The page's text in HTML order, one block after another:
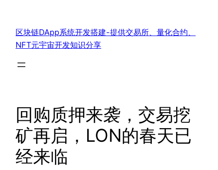
区块链DApp系统开发搭建-提供交易所、量化合约、
NFT元宇宙开发知识分享
回购质押来袭，交易挖
矿再启，LON的春天已
经来临